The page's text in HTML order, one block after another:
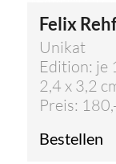
Felix
Unikat
Edition: je
2,4 x 3,2
Preis:
Bestellen